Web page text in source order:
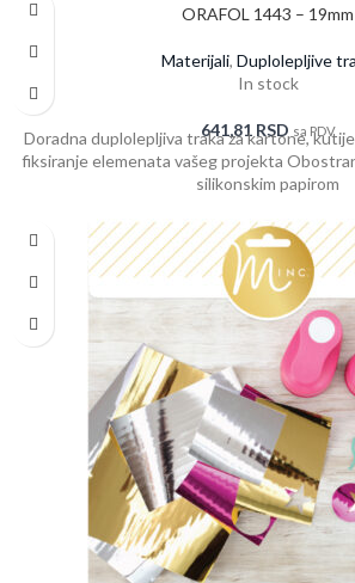
ORAFOL 1443 – 19mm
Materijali, Duplolepljive
In stock
641,81 RSD sa PDV
Doradna duplolepljiva traka za kartone,
fiksiranje elemenata vašeg projekta
silikonskim papirom